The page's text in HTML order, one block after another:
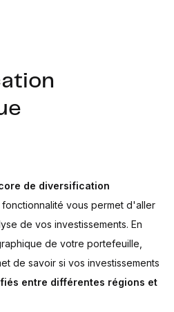
de diversification
fonctionnalité vous permet d'aller
de vos investissements. En
de votre portefeuille,
de savoir si vos investissements
entre différentes régions et